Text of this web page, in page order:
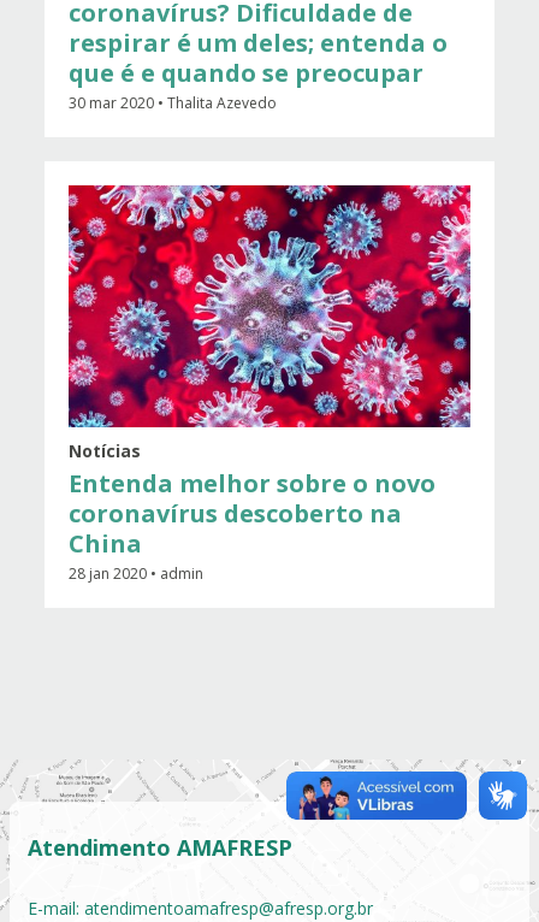
coronavírus? Dificuldade de
respirar é um deles; entenda o
que é e quando se preocupar
30 mar 2020 • Thalita Azevedo
Notícias
Entenda melhor sobre o novo
coronavírus descoberto na
China
28 jan 2020 • admin
Atendimento AMAFRESP
E-mail: atendimentoamafresp@afresp.org.br